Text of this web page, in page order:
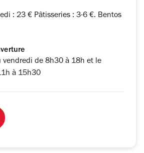
: 23 € Pâtisseries : 3-6 €. Bentos
vendredi de 8h30 à 18h et le
à 15h30